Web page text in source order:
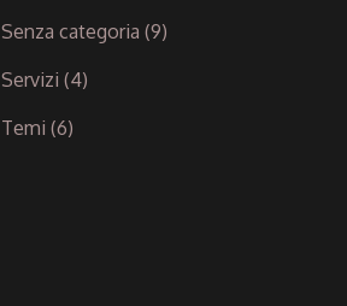
Senza categoria (9)
Servizi (4)
Temi (6)